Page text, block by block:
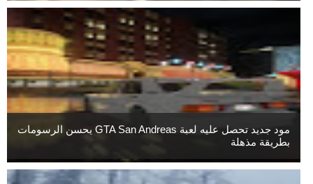
مود جديد تحصل عليه لعبة GTA San Andreas يحسن الرسومات
بطريقة مذهلة